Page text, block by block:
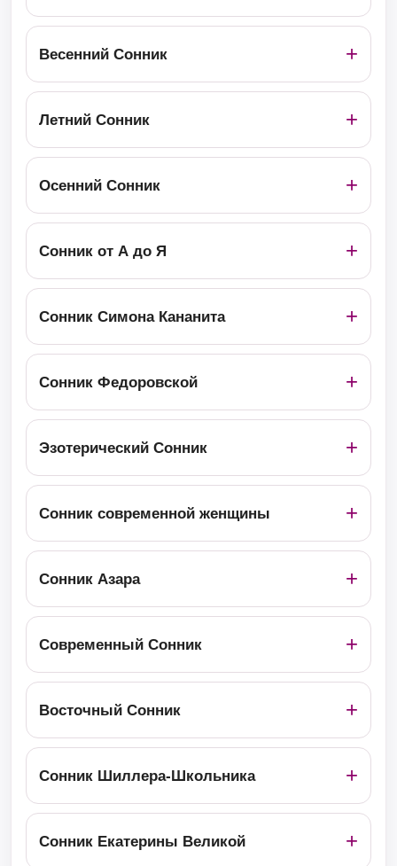
Весенний Сонник
Летний Сонник
Осенний Сонник
Сонник от А до Я
Сонник Симона Кананита
Сонник Федоровской
Эзотерический Сонник
Сонник современной женщины
Сонник Азара
Современный Сонник
Восточный Сонник
Сонник Шиллера-Школьника
Сонник Екатерины Великой